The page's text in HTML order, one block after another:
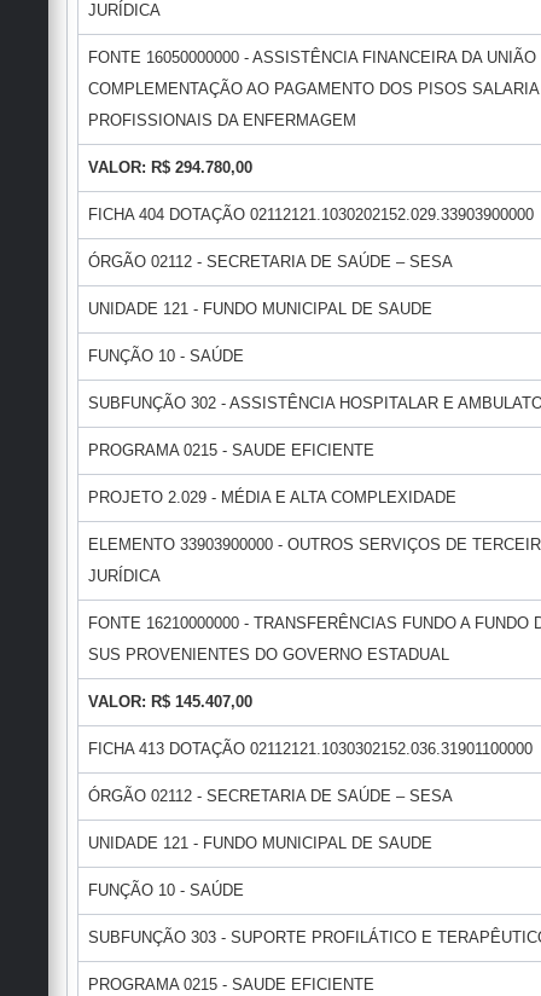
JURÍDICA
FONTE 16050000000 - ASSISTÊNCIA FINANCEIRA DA
COMPLEMENTAÇÃO AO PAGAMENTO DOS PISOS
PROFISSIONAIS DA ENFERMAGEM
VALOR: R$ 294.780,00
FICHA 404 DOTAÇÃO 02112121.1030202152.029.33903900000
ÓRGÃO 02112 - SECRETARIA DE SAÚDE – SESA
UNIDADE 121 - FUNDO MUNICIPAL DE SAUDE
FUNÇÃO 10 - SAÚDE
SUBFUNÇÃO 302 - ASSISTÊNCIA HOSPITALAR E
PROGRAMA 0215 - SAUDE EFICIENTE
PROJETO 2.029 - MÉDIA E ALTA COMPLEXIDADE
ELEMENTO 33903900000 - OUTROS SERVIÇOS DE
JURÍDICA
FONTE 16210000000 - TRANSFERÊNCIAS FUNDO A FUNDO
SUS PROVENIENTES DO GOVERNO ESTADUAL
VALOR: R$ 145.407,00
FICHA 413 DOTAÇÃO 02112121.1030302152.036.31901100000
ÓRGÃO 02112 - SECRETARIA DE SAÚDE – SESA
UNIDADE 121 - FUNDO MUNICIPAL DE SAUDE
FUNÇÃO 10 - SAÚDE
SUBFUNÇÃO 303 - SUPORTE PROFILÁTICO E
PROGRAMA 0215 - SAUDE EFICIENTE